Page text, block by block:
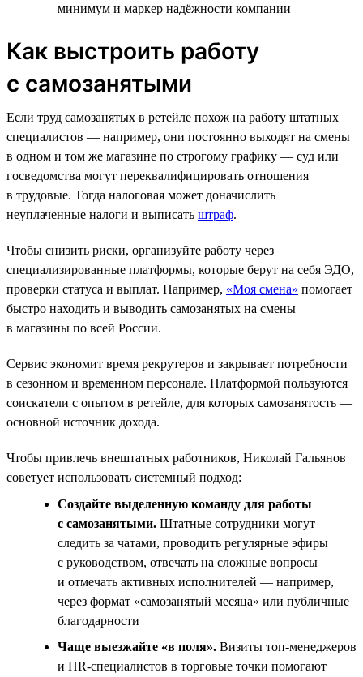
минимум и маркер надёжности компании
Как выстроить работу
с самозанятыми
Если труд самозанятых в ретейле похож на работу штатных
специалистов — например, они постоянно выходят на смены
в одном и том же магазине по строгому графику — суд или
госведомства могут переквалифицировать отношения
в трудовые. Тогда налоговая может доначислить
неуплаченные налоги и выписать штраф.
Чтобы снизить риски, организуйте работу через
специализированные платформы, которые берут на себя ЭДО,
проверки статуса и выплат. Например, «Моя смена» помогает
быстро находить и выводить самозанятых на смены
в магазины по всей России.
Сервис экономит время рекрутеров и закрывает потребности
в сезонном и временном персонале. Платформой пользуются
соискатели с опытом в ретейле, для которых самозанятость —
основной источник дохода.
Чтобы привлечь внештатных работников, Николай Гальянов
советует использовать системный подход:
Создайте выделенную команду для работы
с самозанятыми. Штатные сотрудники могут
следить за чатами, проводить регулярные эфиры
с руководством, отвечать на сложные вопросы
и отмечать активных исполнителей — например,
через формат «самозанятый месяца» или публичные
благодарности
Чаще выезжайте «в поля». Визиты топ‑менеджеров
и HR‑специалистов в торговые точки помогают